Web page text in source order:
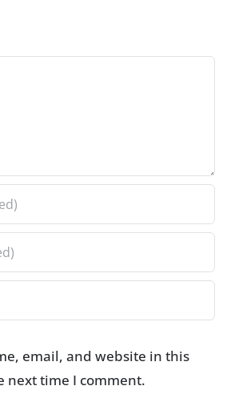
email, and website in this
next time I comment.